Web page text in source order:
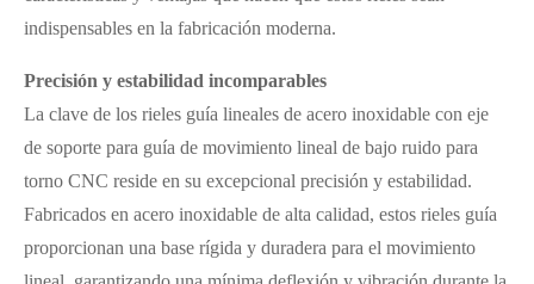
indispensables en la fabricación moderna.
Precisión y estabilidad incomparables
La clave de los rieles guía lineales de acero inoxidable con eje
de soporte para guía de movimiento lineal de bajo ruido para
torno CNC reside en su excepcional precisión y estabilidad.
Fabricados en acero inoxidable de alta calidad, estos rieles guía
proporcionan una base rígida y duradera para el movimiento